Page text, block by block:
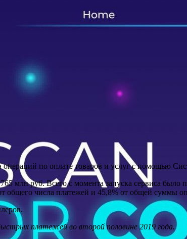
по оплате товаров и услуг с помощью
млн руб. Всего с момента запуска сервиса было
общего числа платежей и 45,8% от общей суммы
платежей во второй половине 2019 года.